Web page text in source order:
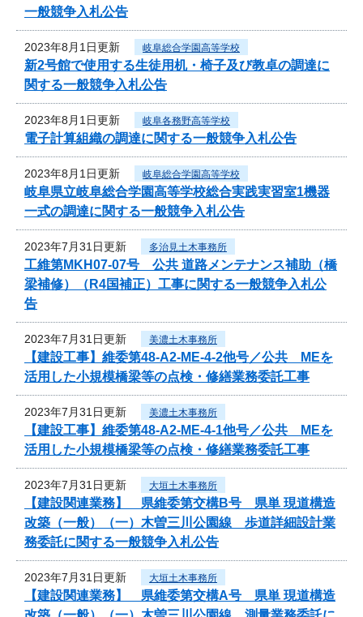
一般競争入札公告
2023年8月1日更新 岐阜総合学園高等学校
新2号館で使用する生徒用机・椅子及び教卓の調達に
関する一般競争入札公告
2023年8月1日更新 岐阜各務野高等学校
電子計算組織の調達に関する一般競争入札公告
2023年8月1日更新 岐阜総合学園高等学校
岐阜県立岐阜総合学園高等学校総合実践実習室1機器
一式の調達に関する一般競争入札公告
2023年7月31日更新 多治見土木事務所
工維第MKH07-07号 公共 道路メンテナンス補助（橋
梁補修）（R4国補正）工事に関する一般競争入札公
告
2023年7月31日更新 美濃土木事務所
【建設工事】維委第48-A2-ME-4-2他号／公共 MEを
活用した小規模橋梁等の点検・修繕業務委託工事
2023年7月31日更新 美濃土木事務所
【建設工事】維委第48-A2-ME-4-1他号／公共 MEを
活用した小規模橋梁等の点検・修繕業務委託工事
2023年7月31日更新 大垣土木事務所
【建設関連業務】 県維委第交構B号 県単 現道構造
改築（一般）（一）木曽三川公園線 歩道詳細設計業
務委託に関する一般競争入札公告
2023年7月31日更新 大垣土木事務所
【建設関連業務】 県維委第交構A号 県単 現道構造